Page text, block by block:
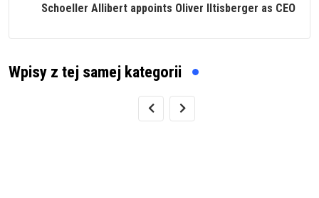
Schoeller Allibert appoints Oliver Iltisberger as CEO
Wpisy z tej samej kategorii